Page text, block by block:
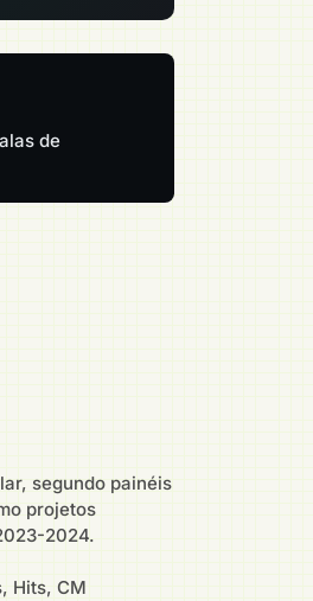
de
segundo painéis
projetos
2024.
Hits, CM